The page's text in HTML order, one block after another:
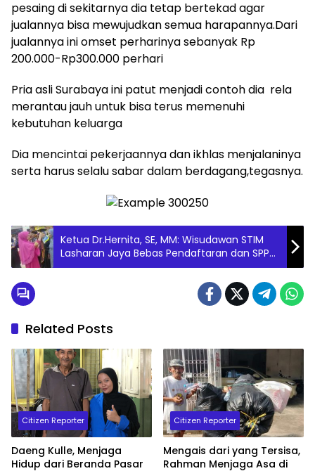
pesaing di sekitarnya dia tetap bertekad agar
jualannya bisa mewujudkan semua harapannya.Dari
jualannya ini omset perharinya sebanyak Rp
200.000-Rp300.000 perhari
Pria asli Surabaya ini patut menjadi contoh dia rela
merantau jauh untuk bisa terus memenuhi
kebutuhan keluarga
Dia mencintai pekerjaannya dan ikhlas menjalaninya
serta harus selalu sabar dalam berdagang,tegasnya.
Ketua Dr.Hernita, SE, MM: Wisudawan STIM
Lasharan Jaya Bebas Pendaftaran dan SPP
Lanjut Studi Prodi Magister Manajemen
Related Posts
Citizen Reporter
Daeng Kulle, Menjaga
Hidup dari Beranda Pasar
Citizen Reporter
Mengais dari yang Tersisa,
Rahman Menjaga Asa di